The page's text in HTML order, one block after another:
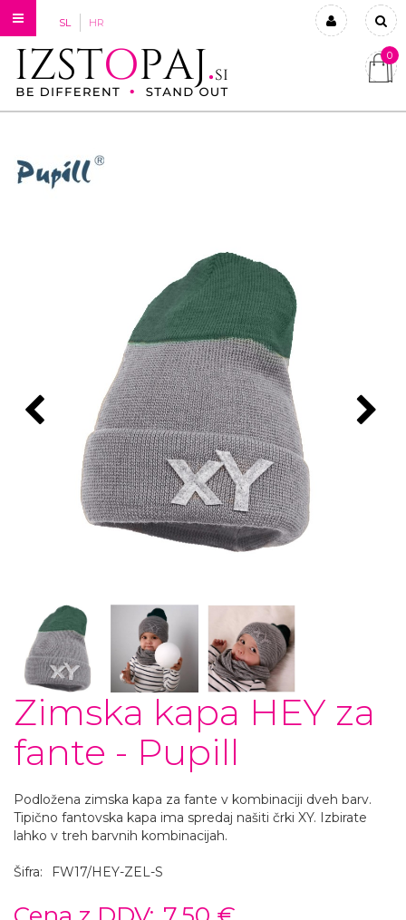
SL HR
Prijavi se
0
Zimska kapa HEY za
fante - Pupill
Podložena zimska kapa za fante v kombinaciji dveh barv.
Tipično fantovska kapa ima spredaj našiti črki XY. Izbirate
lahko v treh barvnih kombinacijah.
Šifra: FW17/HEY-ZEL-S